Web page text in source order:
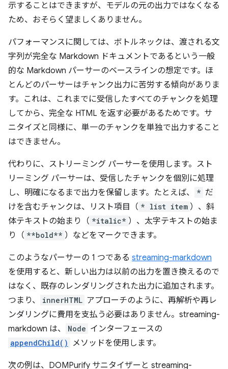
示することはできますが、モデルの元の出力ではなくなる
ため、おそらく望ましくありません。
パフォーマンスに関しては、ボトルネックは、渡される文
字列が完全な Markdown ドキュメントであるという一般
的な Markdown パーサーのベースラインの想定です。ほ
とんどのパーサーはチャンク出力に苦労する傾向がありま
す。これは、これまでに受信したすべてのチャンクを処理
してから、完全な HTML を返す必要があるためです。サ
ニタイズと同様に、単一のチャンクを単独で出力すること
はできません。
代わりに、ストリーミング パーサーを使用します。スト
リーミング パーサーは、受信したチャンクを個別に処理
し、明確になるまで出力を保留します。たとえば、
* だ
けを含むチャンクは、リスト項目（ * list item ）、斜
体テキストの始まり（ *italic* ）、太字テキストの始ま
り（ **bold** ）などをマークできます。
このようなパーサーの 1 つである streaming-markdown
を使用すると、新しい出力は以前の出力を置き換えるので
はなく、既存のレンダリングされた出力に追加されます。
つまり、
innerHTML アプローチのように、再解析や再レ
ンダリングに費用を支払う必要はありません。streaming-
markdown は、
Node インターフェースの
appendChild() メソッドを使用します。
次の例は、DOMPurify サニタイザーと streaming-